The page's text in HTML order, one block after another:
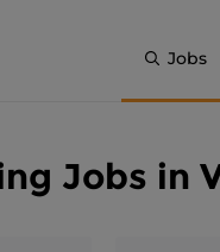
Jobs
Jobs in